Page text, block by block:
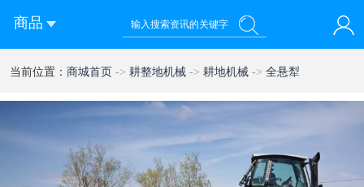
商品
您好！欢迎来到西部农机网
当前位置： 商城首页 -> 耕整地机械 -> 耕地机械 -> 全悬犁